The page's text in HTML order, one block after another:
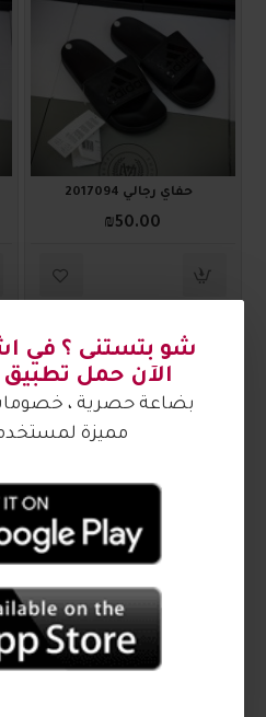
شو بتستنى ؟ في
الآن حمل
بضاعة حصرية ،
مميزة
حفاي رجالي 2017094
₪50.00
2017092
حفاي رجالي 2017092